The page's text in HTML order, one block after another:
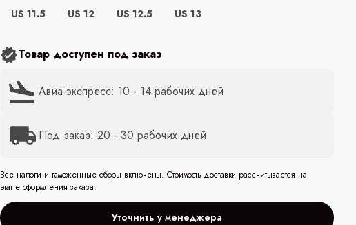
US 11.5 US 12 US 12.5 US 13
Товар доступен под заказ
Авиа-экспресс: 10 - 14 рабочих дней
Под заказ: 20 - 30 рабочих дней
Все налоги и таможенные сборы включены. Стоимость доставки рассчитывается на
этапе оформления заказа.
Уточнить у менеджера